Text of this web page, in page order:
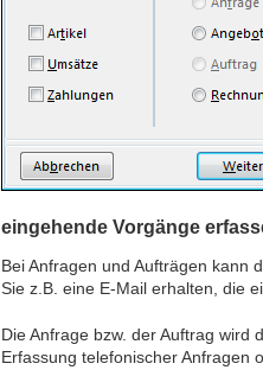
eingehende Vorgänge
Bei Anfragen und Aufträgen kann
Sie z.B. eine E-Mail erhalten, die
Die Anfrage bzw. der Auftrag wird
Erfassung telefonischer Anfragen